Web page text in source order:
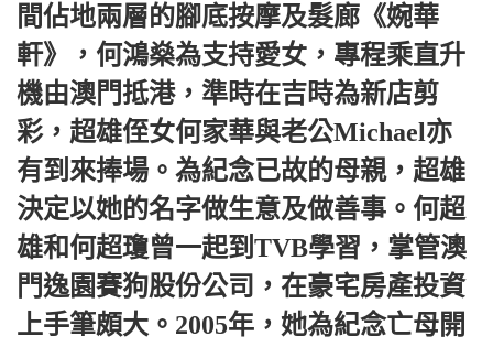
間佔地兩層的腳底按摩及髮廊《婉華
軒》，何鴻燊為支持愛女，專程乘直升
機由澳門抵港，準時在吉時為新店剪
彩，超雄侄女何家華與老公Michael亦
有到來捧場。為紀念已故的母親，超雄
決定以她的名字做生意及做善事。何超
雄和何超瓊曾一起到TVB學習，掌管澳
門逸園賽狗股份公司，在豪宅房產投資
上手筆頗大。2005年，她為紀念亡母開